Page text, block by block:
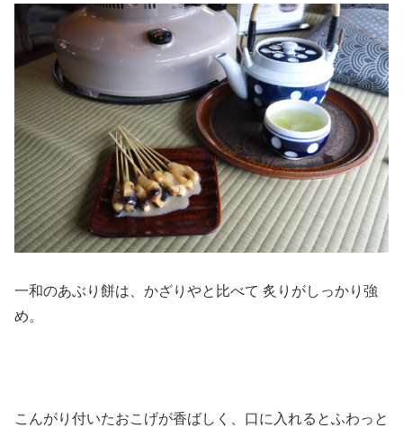
一和のあぶり餅は、かざりやと比べて 炙りがしっかり強
め。
こんがり付いたおこげが香ばしく、口に入れるとふわっと